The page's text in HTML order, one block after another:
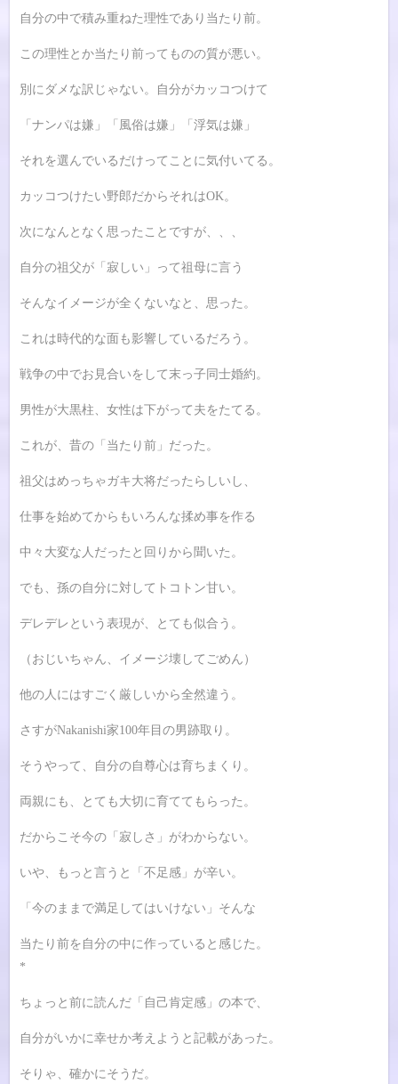
自分の中で積み重ねた理性であり当たり前。
この理性とか当たり前ってものの質が悪い。
別にダメな訳じゃない。自分がカッコつけて
「ナンパは嫌」「風俗は嫌」「浮気は嫌」
それを選んでいるだけってことに気付いてる。
カッコつけたい野郎だからそれはOK。
次になんとなく思ったことですが、、、
自分の祖父が「寂しい」って祖母に言う
そんなイメージが全くないなと、思った。
これは時代的な面も影響しているだろう。
戦争の中でお見合いをして末っ子同士婚約。
男性が大黒柱、女性は下がって夫をたてる。
これが、昔の「当たり前」だった。
祖父はめっちゃガキ大将だったらしいし、
仕事を始めてからもいろんな揉め事を作る
中々大変な人だったと回りから聞いた。
でも、孫の自分に対してトコトン甘い。
デレデレという表現が、とても似合う。
（おじいちゃん、イメージ壊してごめん）
他の人にはすごく厳しいから全然違う。
さすがNakanishi家100年目の男跡取り。
そうやって、自分の自尊心は育ちまくり。
両親にも、とても大切に育ててもらった。
だからこそ今の「寂しさ」がわからない。
いや、もっと言うと「不足感」が辛い。
「今のままで満足してはいけない」そんな
当たり前を自分の中に作っていると感じた。
*
ちょっと前に読んだ「自己肯定感」の本で、
自分がいかに幸せか考えようと記載があった。
そりゃ、確かにそうだ。